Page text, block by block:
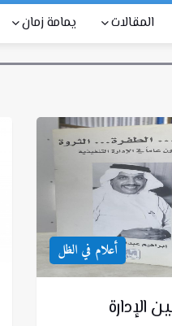
المقالات يمامة زمان
أعلام في الظل
الإدارة